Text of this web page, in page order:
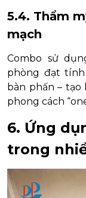
5.4. Thẩm
mạch
Combo sử
phòng đạt
bàn phấn – tạo
phong cách
6. Ứng
trong